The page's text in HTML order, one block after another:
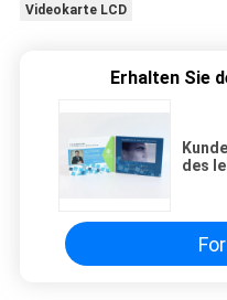
Videokarte LCD
Erhalten Sie
des